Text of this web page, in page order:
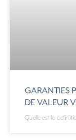
GARANTIES
DE VALEUR
Quelle est la